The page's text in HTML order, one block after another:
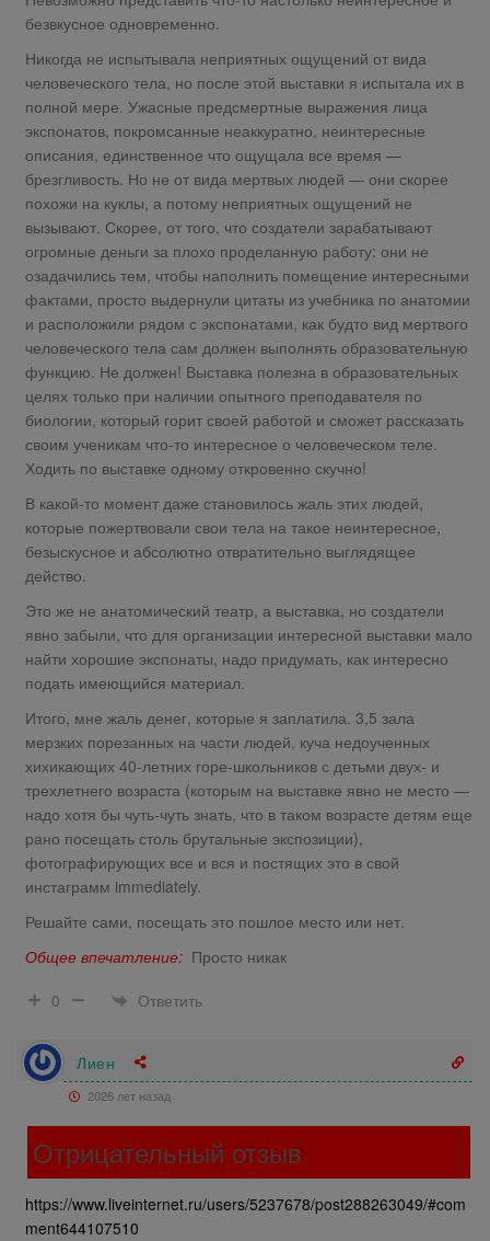
безвкусное одновременно.
Никогда не испытывала неприятных ощущений от вида
человеческого тела, но после этой выставки я испытала их в
полной мере. Ужасные предсмертные выражения лица
экспонатов, покромсанные неаккуратно, неинтересные
описания, единственное что ощущала все время —
брезгливость. Но не от вида мертвых людей — они скорее
похожи на куклы, а потому неприятных ощущений не
вызывают. Скорее, от того, что создатели зарабатывают
огромные деньги за плохо проделанную работу: они не
озадачились тем, чтобы наполнить помещение интересными
фактами, просто выдернули цитаты из учебника по анатомии
и расположили рядом с экспонатами, как будто вид мертвого
человеческого тела сам должен выполнять образовательную
функцию. Не должен! Выставка полезна в образовательных
целях только при наличии опытного преподавателя по
биологии, который горит своей работой и сможет рассказать
своим ученикам что-то интересное о человеческом теле.
Ходить по выставке одному откровенно скучно!
В какой-то момент даже становилось жаль этих людей,
которые пожертвовали свои тела на такое неинтересное,
безыскусное и абсолютно отвратительно выглядящее
действо.
Это же не анатомический театр, а выставка, но создатели
явно забыли, что для организации интересной выставки мало
найти хорошие экспонаты, надо придумать, как интересно
подать имеющийся материал.
Итого, мне жаль денег, которые я заплатила. 3,5 зала
мерзких порезанных на части людей, куча недоученных
хихикающих 40-летних горе-школьников с детьми двух- и
трехлетнего возраста (которым на выставке явно не место —
надо хотя бы чуть-чуть знать, что в таком возрасте детям еще
рано посещать столь брутальные экспозиции),
фотографирующих все и вся и постящих это в свой
инстаграмм immediately.
Решайте сами, посещать это пошлое место или нет.
Общее впечатление: Просто никак
0
Ответить
Лиен
2026 лет назад
Отрицательный отзыв
https://www.liveinternet.ru/users/5237678/post288263049/#com
ment644107510